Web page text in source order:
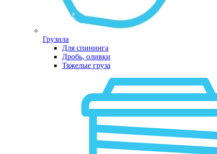
Грузила
Для спининга
Дробь, оливки
Тяжелые груза